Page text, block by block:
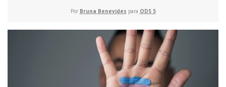
Por Bruna Benevides para ODS 5